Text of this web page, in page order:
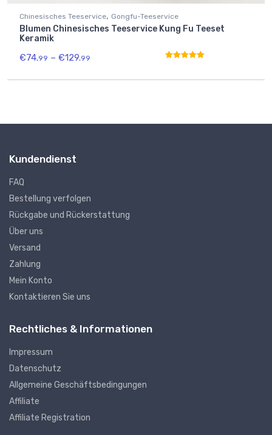
Chinesisches Teeservice, Gongfu-Teeservice
Blumen Chinesisches Teeservice Kung Fu Teeset
Keramik
€74.99 – €129.99
Kundendienst
FAQ
Bestellung verfolgen
Rückgabe und Rückerstattung
Über uns
Versand
Zahlung
Mein Konto
Kontaktieren Sie uns
Rechtliches & Informationen
Impressum
Datenschutz
Allgemeine Geschäftsbedingungen
Affiliate
Affiliate Registration